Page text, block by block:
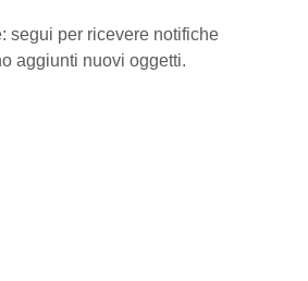
segui per ricevere notifiche
aggiunti nuovi oggetti.